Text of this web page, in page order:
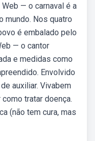
— o carnaval é a
mundo. Nos quatro
é embalado pelo
— o cantor
e medidas como
Envolvido
auxiliar. Vivabem
tratar doença.
(não tem cura, mas